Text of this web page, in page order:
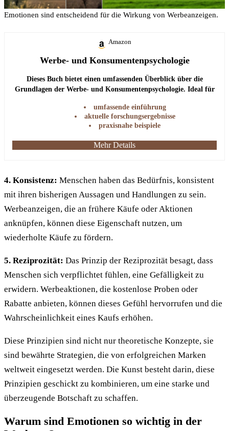
Emotionen sind entscheidend für die Wirkung von Werbeanzeigen.
Amazon
Werbe- und Konsumentenpsychologie
Dieses Buch bietet einen umfassenden Überblick über die
Grundlagen der Werbe- und Konsumentenpsychologie. Ideal für
umfassende einführung
aktuelle forschungsergebnisse
praxisnahe beispiele
Mehr Details
4. Konsistenz: Menschen haben das Bedürfnis, konsistent
mit ihren bisherigen Aussagen und Handlungen zu sein.
Werbeanzeigen, die an frühere Käufe oder Aktionen
anknüpfen, können diese Eigenschaft nutzen, um
wiederholte Käufe zu fördern.
5. Reziprozität: Das Prinzip der Reziprozität besagt, dass
Menschen sich verpflichtet fühlen, eine Gefälligkeit zu
erwidern. Werbeaktionen, die kostenlose Proben oder
Rabatte anbieten, können dieses Gefühl hervorrufen und die
Wahrscheinlichkeit eines Kaufs erhöhen.
Diese Prinzipien sind nicht nur theoretische Konzepte, sie
sind bewährte Strategien, die von erfolgreichen Marken
weltweit eingesetzt werden. Die Kunst besteht darin, diese
Prinzipien geschickt zu kombinieren, um eine starke und
überzeugende Botschaft zu schaffen.
Warum sind Emotionen so wichtig in der